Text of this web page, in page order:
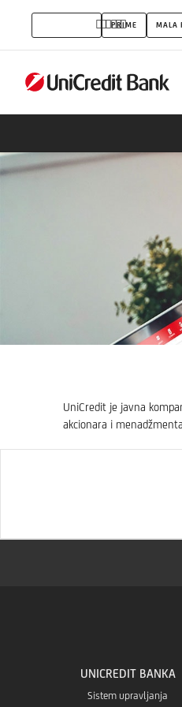
AkcionariPRIME MALA
UniCredit je javna
akcionara i
UNICREDIT BANKA
Sistem upravljanja